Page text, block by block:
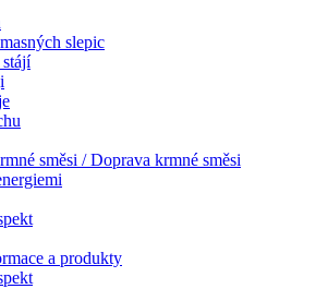
slepic
směsi / Doprava krmné směsi
a produkty